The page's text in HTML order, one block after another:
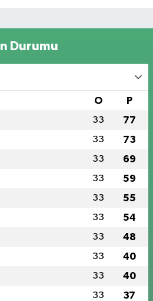
Durumu
O P
33 77
33 73
33 69
33 59
33 55
33 54
33 48
33 40
33 40
33 37